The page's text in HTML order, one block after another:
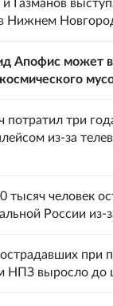
и Газманов
Нижнем
Апофис может
потратил три
из-за
тысяч человек
России из-
при
НПЗ выросло до